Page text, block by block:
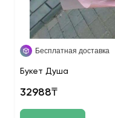
Бесплатная доставка
Букет Душа
32988₸